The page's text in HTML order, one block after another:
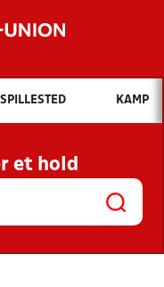
vil du søge efter?
OG NYHEDER
KLUBBER OG
SPILLESTED KAMP
et hold